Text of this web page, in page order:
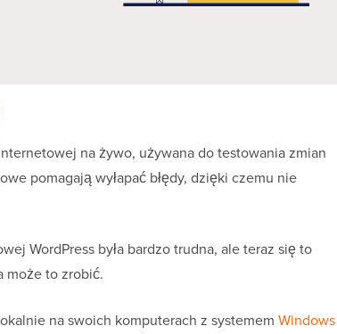
na żywo, używana do testowania zmian
pomagają wyłapać błędy, dzięki czemu nie
WordPress była bardzo trudna, ale teraz się to
może to zrobić.
na swoich komputerach z systemem Windows